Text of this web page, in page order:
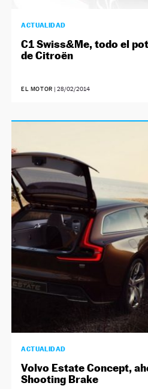
ACTUALIDAD
C1 Swiss&Me, todo el
de Citroën
EL MOTOR 28/02/2014
ACTUALIDAD
Volvo Estate Concept,
Shooting Brake